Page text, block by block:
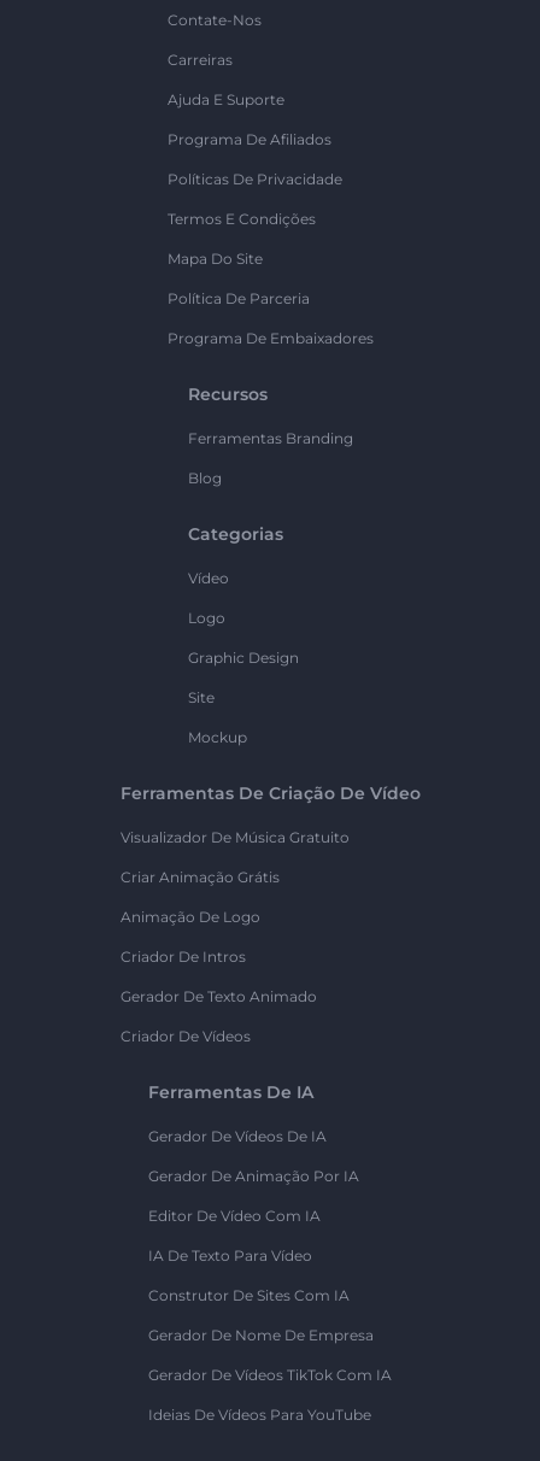
Contate-Nos
Carreiras
Ajuda E Suporte
Programa De Afiliados
Políticas De Privacidade
Termos E Condições
Mapa Do Site
Política De Parceria
Programa De Embaixadores
Recursos
Ferramentas Branding
Blog
Categorias
Vídeo
Logo
Graphic Design
Site
Mockup
Ferramentas De Criação De Vídeo
Visualizador De Música Gratuito
Criar Animação Grátis
Animação De Logo
Criador De Intros
Gerador De Texto Animado
Criador De Vídeos
Ferramentas De IA
Gerador De Vídeos De IA
Gerador De Animação Por IA
Editor De Vídeo Com IA
IA De Texto Para Vídeo
Construtor De Sites Com IA
Gerador De Nome De Empresa
Gerador De Vídeos TikTok Com IA
Ideias De Vídeos Para YouTube